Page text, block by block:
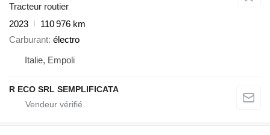
Tracteur routier
2023
110 976 km
Carburant électro
Italie, Empoli
R ECO SRL SEMPLIFICATA